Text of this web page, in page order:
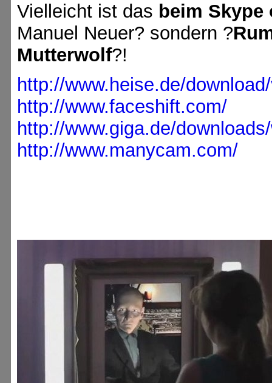
Vielleicht ist das beim Skype
Manuel Neuer? sondern ?
Mutterwolf?!
http://www.heise.de/
http://www.faceshift.com/
http://www.giga.de/
http://www.manycam.com/